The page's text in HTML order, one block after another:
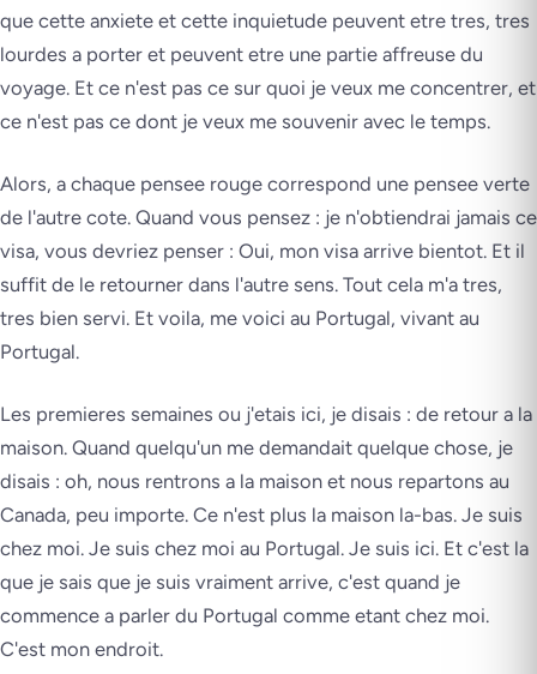
que cette anxiete et cette inquietude peuvent etre tres, tres
lourdes a porter et peuvent etre une partie affreuse du
voyage. Et ce n'est pas ce sur quoi je veux me concentrer, et
ce n'est pas ce dont je veux me souvenir avec le temps.
Alors, a chaque pensee rouge correspond une pensee verte
de l'autre cote. Quand vous pensez : je n'obtiendrai jamais ce
visa, vous devriez penser : Oui, mon visa arrive bientot. Et il
suffit de le retourner dans l'autre sens. Tout cela m'a tres,
tres bien servi. Et voila, me voici au Portugal, vivant au
Portugal.
Les premieres semaines ou j'etais ici, je disais : de retour a la
maison. Quand quelqu'un me demandait quelque chose, je
disais : oh, nous rentrons a la maison et nous repartons au
Canada, peu importe. Ce n'est plus la maison la-bas. Je suis
chez moi. Je suis chez moi au Portugal. Je suis ici. Et c'est la
que je sais que je suis vraiment arrive, c'est quand je
commence a parler du Portugal comme etant chez moi.
C'est mon endroit.